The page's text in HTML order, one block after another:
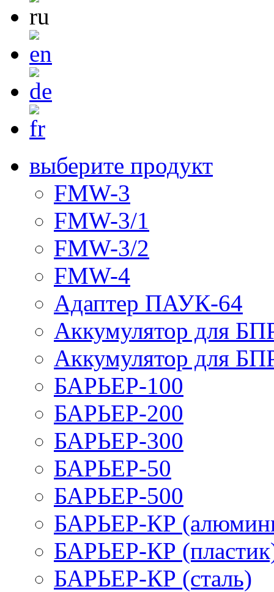
выберите продукт
FMW-3
FMW-3/1
FMW-3/2
FMW-4
Адаптер ПАУК-64
Аккумулятор для
Аккумулятор для
БАРЬЕР-100
БАРЬЕР-200
БАРЬЕР-300
БАРЬЕР-50
БАРЬЕР-500
БАРЬЕР-КР
БАРЬЕР-КР
БАРЬЕР-КР (сталь)